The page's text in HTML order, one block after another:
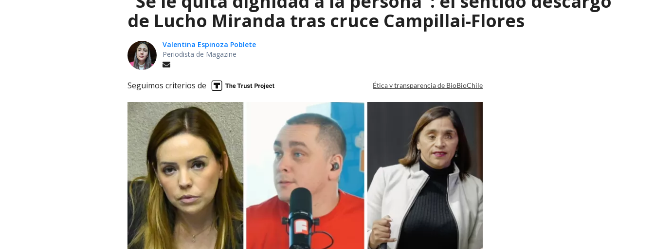
de Lucho Miranda tras cruce Campillai-Flores
Valentina Espinoza Poblete
Periodista de Magazine
Seguimos criterios de Ética y transparencia de BioBioChile